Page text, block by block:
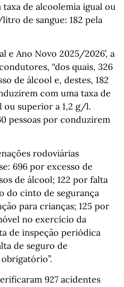
de alcoolemia igual ou
de sangue: 182 pela
e Ano Novo 2025/2026’, a
“dos quais, 326
de álcool e, destes, 182
com uma taxa de
ou superior a 1,2 g/l.
pessoas por conduzirem
rodoviárias
696 por excesso de
de álcool; 122 por falta
do cinto de segurança
para crianças; 125 por
no exercício da
de inspeção periódica
de seguro de
927 acidentes